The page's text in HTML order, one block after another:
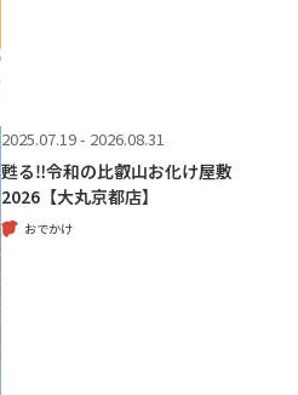
2025.07.19 - 2026.08.31
甦る‼令和の比叡山お化け屋敷
2026【大丸京都店】
おでかけ